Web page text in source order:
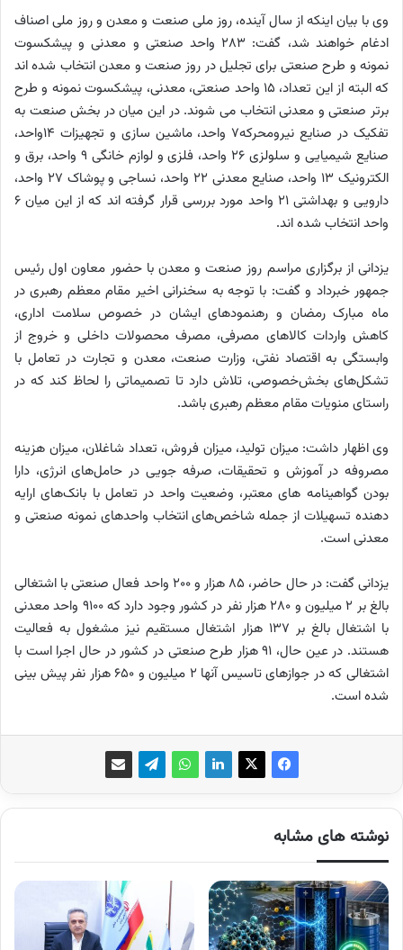
وی با بیان اینکه از سال آینده، روز ملی صنعت و معدن و روز ملی اصناف
ادغام خواهند شد، گفت: ۲۸۳ واحد صنعتی و معدنی و پیشکسوت
نمونه و طرح صنعتی برای تجلیل در روز صنعت و معدن انتخاب شده اند
که البته از این تعداد، ۱۵ واحد صنعتی، معدنی، پیشکسوت نمونه و طرح
برتر صنعتی و معدنی انتخاب می شوند. در این میان در بخش صنعت به
تفکیک در صنایع نیرومحرکه۷ واحد، ماشین سازی و تجهیزات ۱۴واحد،
صنایع شیمیایی و سلولزی ۲۶ واحد، فلزی و لوازم خانگی ۹ واحد، برق و
الکترونیک ۱۳ واحد، صنایع معدنی ۲۲ واحد، نساجی و پوشاک ۲۷ واحد،
دارویی و بهداشتی ۲۱ واحد مورد بررسی قرار گرفته اند که از این میان ۶
واحد انتخاب شده اند.
یزدانی از برگزاری مراسم روز صنعت و معدن با حضور معاون اول رئیس
جمهور خبرداد و گفت: با توجه به سخنرانی اخیر مقام معظم رهبری در
ماه مبارک رمضان و رهنمودهای ایشان در خصوص سلامت اداری،
کاهش واردات کالاهای مصرفی، مصرف محصولات داخلی و خروج از
وابستگی به اقتصاد نفتی، وزارت صنعت، معدن و تجارت در تعامل با
تشکل‌های بخش‌خصوصی، تلاش دارد تا تصمیماتی را لحاظ کند که در
راستای منویات مقام معظم رهبری باشد.
وی اظهار داشت: میزان تولید، میزان فروش، تعداد شاغلان، میزان هزینه
مصروفه در آموزش و تحقیقات، صرفه جویی در حامل‌های انرژی، دارا
بودن گواهینامه های معتبر، وضعیت واحد در تعامل با بانک‌های ارایه
دهنده تسهیلات از جمله شاخص‌های انتخاب واحدهای نمونه صنعتی و
معدنی است.
یزدانی گفت: در حال حاضر، ۸۵ هزار و ۲۰۰ واحد فعال صنعتی با اشتغالی
بالغ بر ۲ میلیون و ۲۸۰ هزار نفر در کشور وجود دارد که ۹۱۰۰ واحد معدنی
با اشتغال بالغ بر ۱۳۷ هزار اشتغال مستقیم نیز مشغول به فعالیت
هستند. در عین حال، ۹۱ هزار طرح صنعتی در کشور در حال اجرا است با
اشتغالی که در جوازهای تاسیس آنها ۲ میلیون و ۶۵۰ هزار نفر پیش بینی
شده است.
نوشته های مشابه